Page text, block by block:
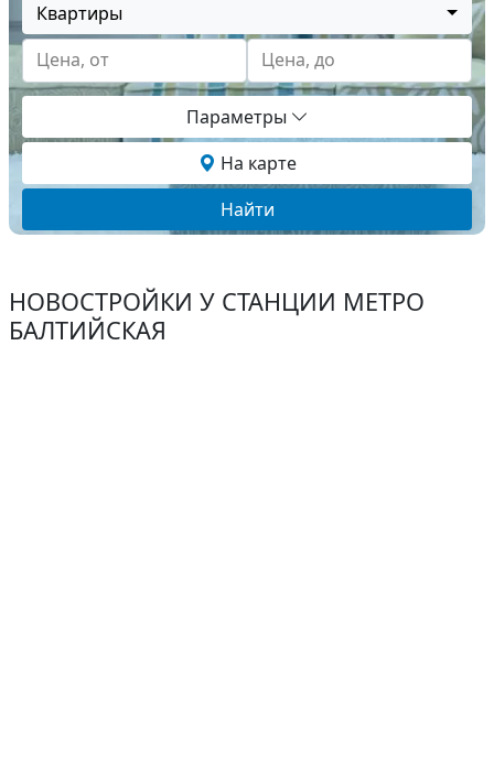
Квартиры
Цена, от
Цена, до
Параметры
На карте
Найти
НОВОСТРОЙКИ У СТАНЦИИ МЕТРО
БАЛТИЙСКАЯ